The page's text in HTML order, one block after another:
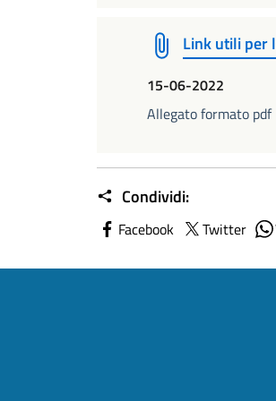
Link utili per
15-06-2022
Allegato formato pdf
Condividi:
Facebook Twitter